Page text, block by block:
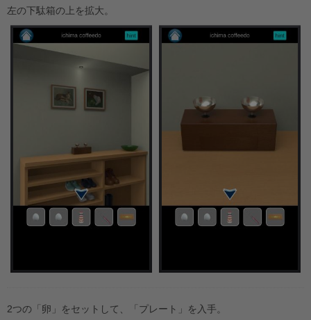
左の下駄箱の上を拡大。
2つの「卵」をセットして、「プレート」を入手。